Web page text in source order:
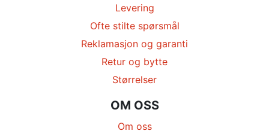
Levering
Ofte stilte spørsmål
Reklamasjon og garanti
Retur og bytte
Størrelser
OM OSS
Om oss